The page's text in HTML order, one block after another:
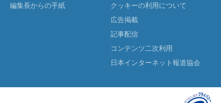
編集長からの手紙
クッキーの利用について
広告掲載
記事配信
コンテンツ二次利用
日本インターネット報道協会